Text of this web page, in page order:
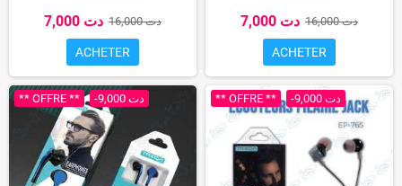
7,000 دت 16,000 دت
ACHETER
7,000 دت 16,000 دت
ACHETER
** OFFRE ** -9,000 دت ** OFFRE ** -9,000 دت